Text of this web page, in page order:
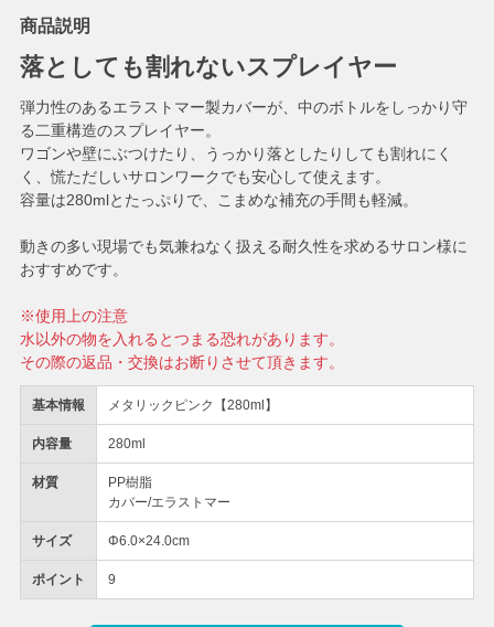
基本情報 メタリックピンク【280ml】
内容量 280ml
材質
PP樹脂
カバー/エラストマー
サイズ Φ6.0×24.0cm
ポイント 9
商品説明
落としても割れないスプレイヤー
弾力性のあるエラストマー製カバーが、中のボトルをしっかり守
る二重構造のスプレイヤー。
ワゴンや壁にぶつけたり、うっかり落としたりしても割れにく
く、慌ただしいサロンワークでも安心して使えます。
容量は280mlとたっぷりで、こまめな補充の手間も軽減。
動きの多い現場でも気兼ねなく扱える耐久性を求めるサロン様に
おすすめです。
※使用上の注意
水以外の物を入れるとつまる恐れがあります。
その際の返品・交換はお断りさせて頂きます。